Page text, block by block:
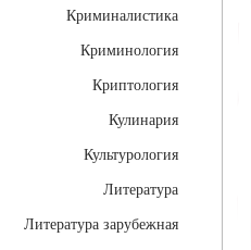
Криминалистика
Криминология
Криптология
Кулинария
Культурология
Литература
Литература зарубежная